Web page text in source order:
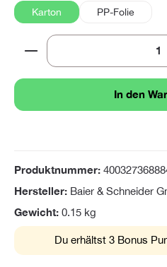
Karton PP-Folie
Produkt Anzahl: Gib den
In den
Produktnummer:
Hersteller: Baier & Schneider
Gewicht: 0.15 kg
Du erhältst 3 Bonus